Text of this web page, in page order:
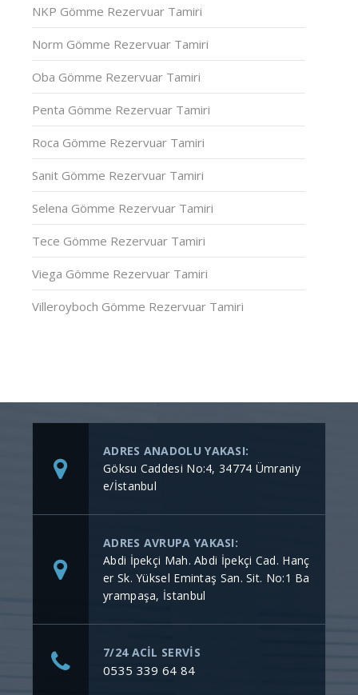
NKP Gömme Rezervuar Tamiri
Norm Gömme Rezervuar Tamiri
Oba Gömme Rezervuar Tamiri
Penta Gömme Rezervuar Tamiri
Roca Gömme Rezervuar Tamiri
Sanit Gömme Rezervuar Tamiri
Selena Gömme Rezervuar Tamiri
Tece Gömme Rezervuar Tamiri
Viega Gömme Rezervuar Tamiri
Villeroyboch Gömme Rezervuar Tamiri
ADRES ANADOLU YAKASI:
Göksu Caddesi No:4, 34774 Ümraniy
e/İstanbul
ADRES AVRUPA YAKASI:
Abdi İpekçi Mah. Abdi İpekçi Cad. Hanç
er Sk. Yüksel Emintaş San. Sit. No:1 Ba
yrampaşa, İstanbul
7/24 ACİL SERVİS
0535 339 64 84